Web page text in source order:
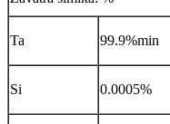
Ta 99.9%min
Si 0.0005%